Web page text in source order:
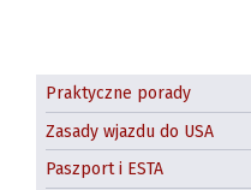
Praktyczne porady
Zasady wjazdu do USA
Paszport i ESTA